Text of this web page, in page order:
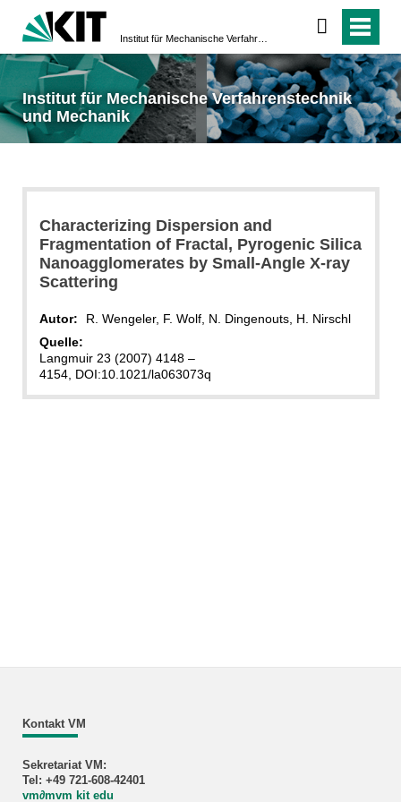
Institut für Mechanische Verfahrenstechnik
und Mechanik
Characterizing Dispersion and
Fragmentation of Fractal, Pyrogenic Silica
Nanoagglomerates by Small-Angle X-ray
Scattering
Autor:
R. Wengeler, F. Wolf, N. Dingenouts, H. Nirschl
Quelle:
Langmuir 23 (2007) 4148 –
4154, DOI:10.1021/la063073q
Kontakt VM
Sekretariat VM:
Tel: +49 721-608-42401
vm∂mvm kit edu